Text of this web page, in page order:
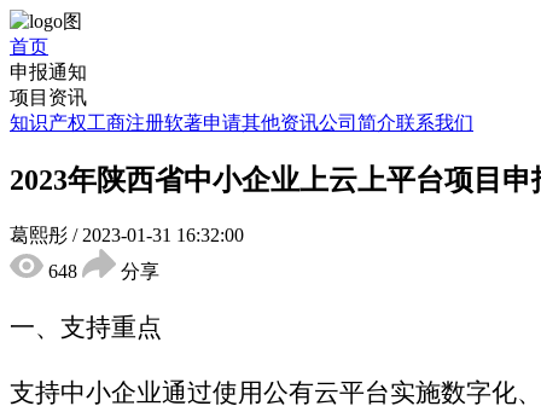
首页
申报通知
项目资讯
知识产权工商注册软著申请其他资讯公司简介联系我们
2023年陕西省中小企业上云上平台项目
葛熙彤 / 2023-01-31 16:32:00
648
分享
一、支持重点
支持中小企业通过使用公有云平台实施数字化